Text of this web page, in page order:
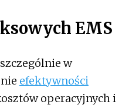
EMS
w
efektywności
operacyjnych i